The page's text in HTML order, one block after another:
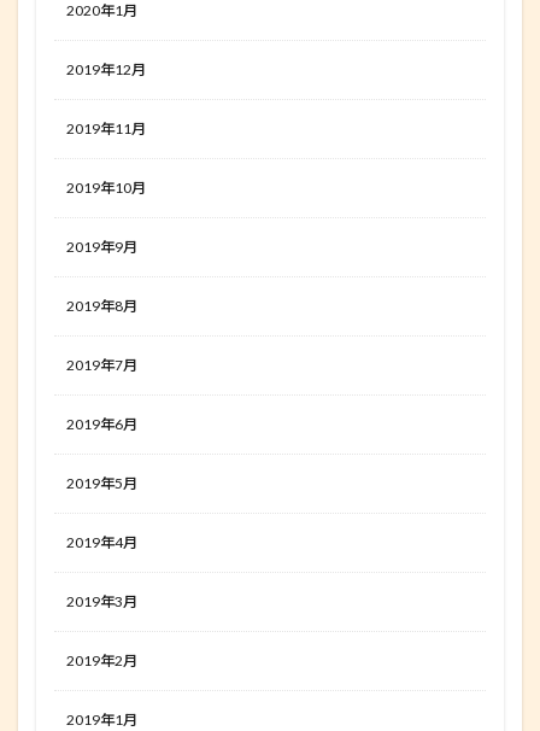
2020年1月
2019年12月
2019年11月
2019年10月
2019年9月
2019年8月
2019年7月
2019年6月
2019年5月
2019年4月
2019年3月
2019年2月
2019年1月